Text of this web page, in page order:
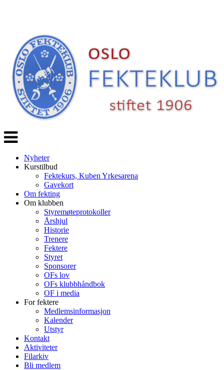
Veksle
navigasjon
Nyheter
Kurstilbud
Fektekurs, Kuben Yrkesarena
Gavekort
Om fekting
Om klubben
Styremøteprotokoller
Årshjul
Historie
Trenere
Fektere
Styret
Sponsorer
OFs lov
OFs klubbhåndbok
OF i media
For fektere
Medlemsinformasjon
Kalender
Utstyr
Kontakt
Aktiviteter
Filarkiv
Bli medlem